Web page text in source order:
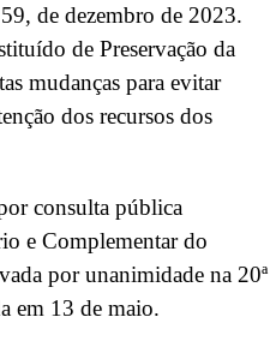
de dezembro de 2023.
de Preservação da
mudanças para evitar
dos recursos dos
consulta pública
e Complementar do
por unanimidade na 20ª
em 13 de maio.